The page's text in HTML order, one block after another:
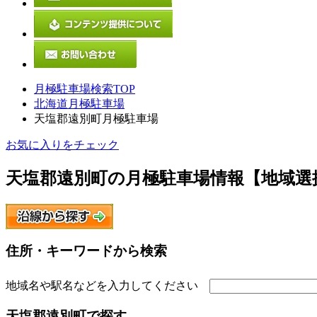
月極駐車場検索TOP
北海道月極駐車場
天塩郡遠別町月極駐車場
お気に入りをチェック
天塩郡遠別町の月極駐車場情報【地域選
住所・キーワードから検索
地域名や駅名などを入力してください